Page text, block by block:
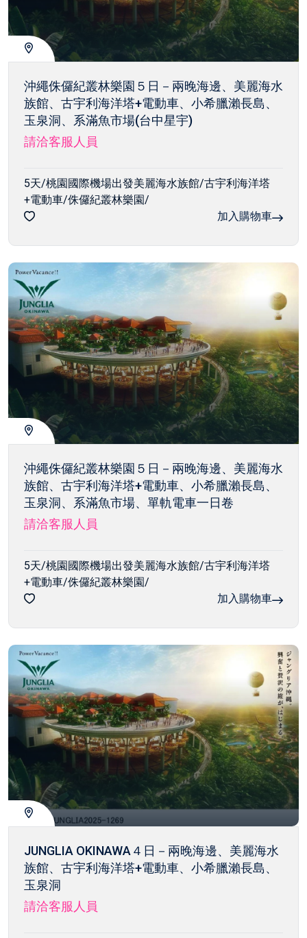
沖繩侏儸紀叢林樂園５日－兩晚海邊、美麗海水
族館、古宇利海洋塔+電動車、小希臘瀨長島、
玉泉洞、系滿魚市場(台中星宇)
請洽客服人員
5天/桃園國際機場出發美麗海水族館/古宇利海洋塔
+電動車/侏儸紀叢林樂園/
加入購物車
沖繩侏儸紀叢林樂園５日－兩晚海邊、美麗海水
族館、古宇利海洋塔+電動車、小希臘瀨長島、
玉泉洞、系滿魚市場、單軌電車一日卷
請洽客服人員
5天/桃園國際機場出發美麗海水族館/古宇利海洋塔
+電動車/侏儸紀叢林樂園/
加入購物車
JUNGLIA OKINAWA４日－兩晚海邊、美麗海水
族館、古宇利海洋塔+電動車、小希臘瀨長島、
玉泉洞
請洽客服人員